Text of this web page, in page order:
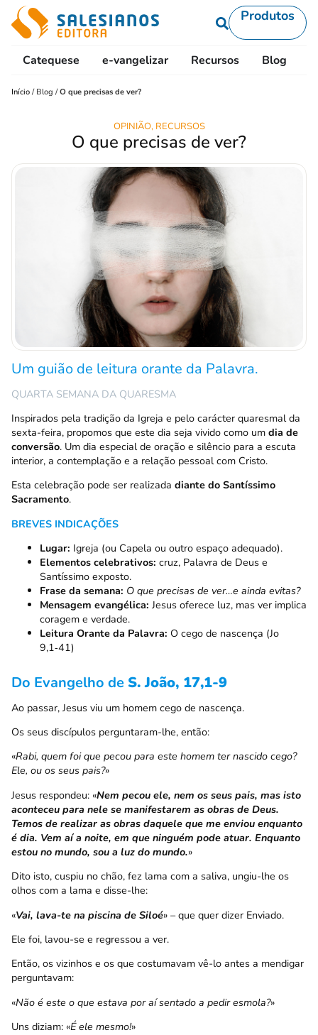
Produtos
Catequese e-vangelizar Recursos Blog
Início / Blog /O que precisas de ver?
OPINIÃO, RECURSOS
O que precisas de ver?
Um guião de leitura orante da Palavra.
QUARTA SEMANA DA QUARESMA
Inspirados pela tradição da Igreja e pelo carácter quaresmal da
sexta-feira, propomos que este dia seja vivido como um dia de
conversão. Um dia especial de oração e silêncio para a escuta
interior, a contemplação e a relação pessoal com Cristo.
Esta celebração pode ser realizada diante do Santíssimo
Sacramento.
BREVES INDICAÇÕES
Lugar: Igreja (ou Capela ou outro espaço adequado).
Elementos celebrativos: cruz, Palavra de Deus e
Santíssimo exposto.
Frase da semana: O que precisas de ver…e ainda evitas?
Mensagem evangélica: Jesus oferece luz, mas ver implica
coragem e verdade.
Leitura Orante da Palavra: O cego de nascença (Jo
9,1‑41)
Do Evangelho de S. João, 17,1-9
Ao passar, Jesus viu um homem cego de nascença.
Os seus discípulos perguntaram-lhe, então:
«Rabi, quem foi que pecou para este homem ter nascido cego?
Ele, ou os seus pais?»
Jesus respondeu: «Nem pecou ele, nem os seus pais, mas isto
aconteceu para nele se manifestarem as obras de Deus.
Temos de realizar as obras daquele que me enviou enquanto
é dia. Vem aí a noite, em que ninguém pode atuar. Enquanto
estou no mundo, sou a luz do mundo.»
Dito isto, cuspiu no chão, fez lama com a saliva, ungiu-lhe os
olhos com a lama e disse-lhe:
«Vai, lava-te na piscina de Siloé» – que quer dizer Enviado.
Ele foi, lavou-se e regressou a ver.
Então, os vizinhos e os que costumavam vê-lo antes a mendigar
perguntavam:
«Não é este o que estava por aí sentado a pedir esmola?»
Uns diziam: «É ele mesmo!»